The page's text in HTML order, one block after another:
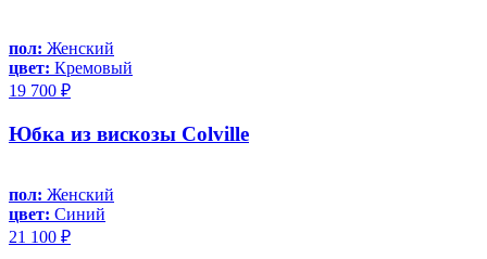
пол: Женский
цвет: Кремовый
19 700 ₽
Юбка из вискозы Colville
пол: Женский
цвет: Синий
21 100 ₽